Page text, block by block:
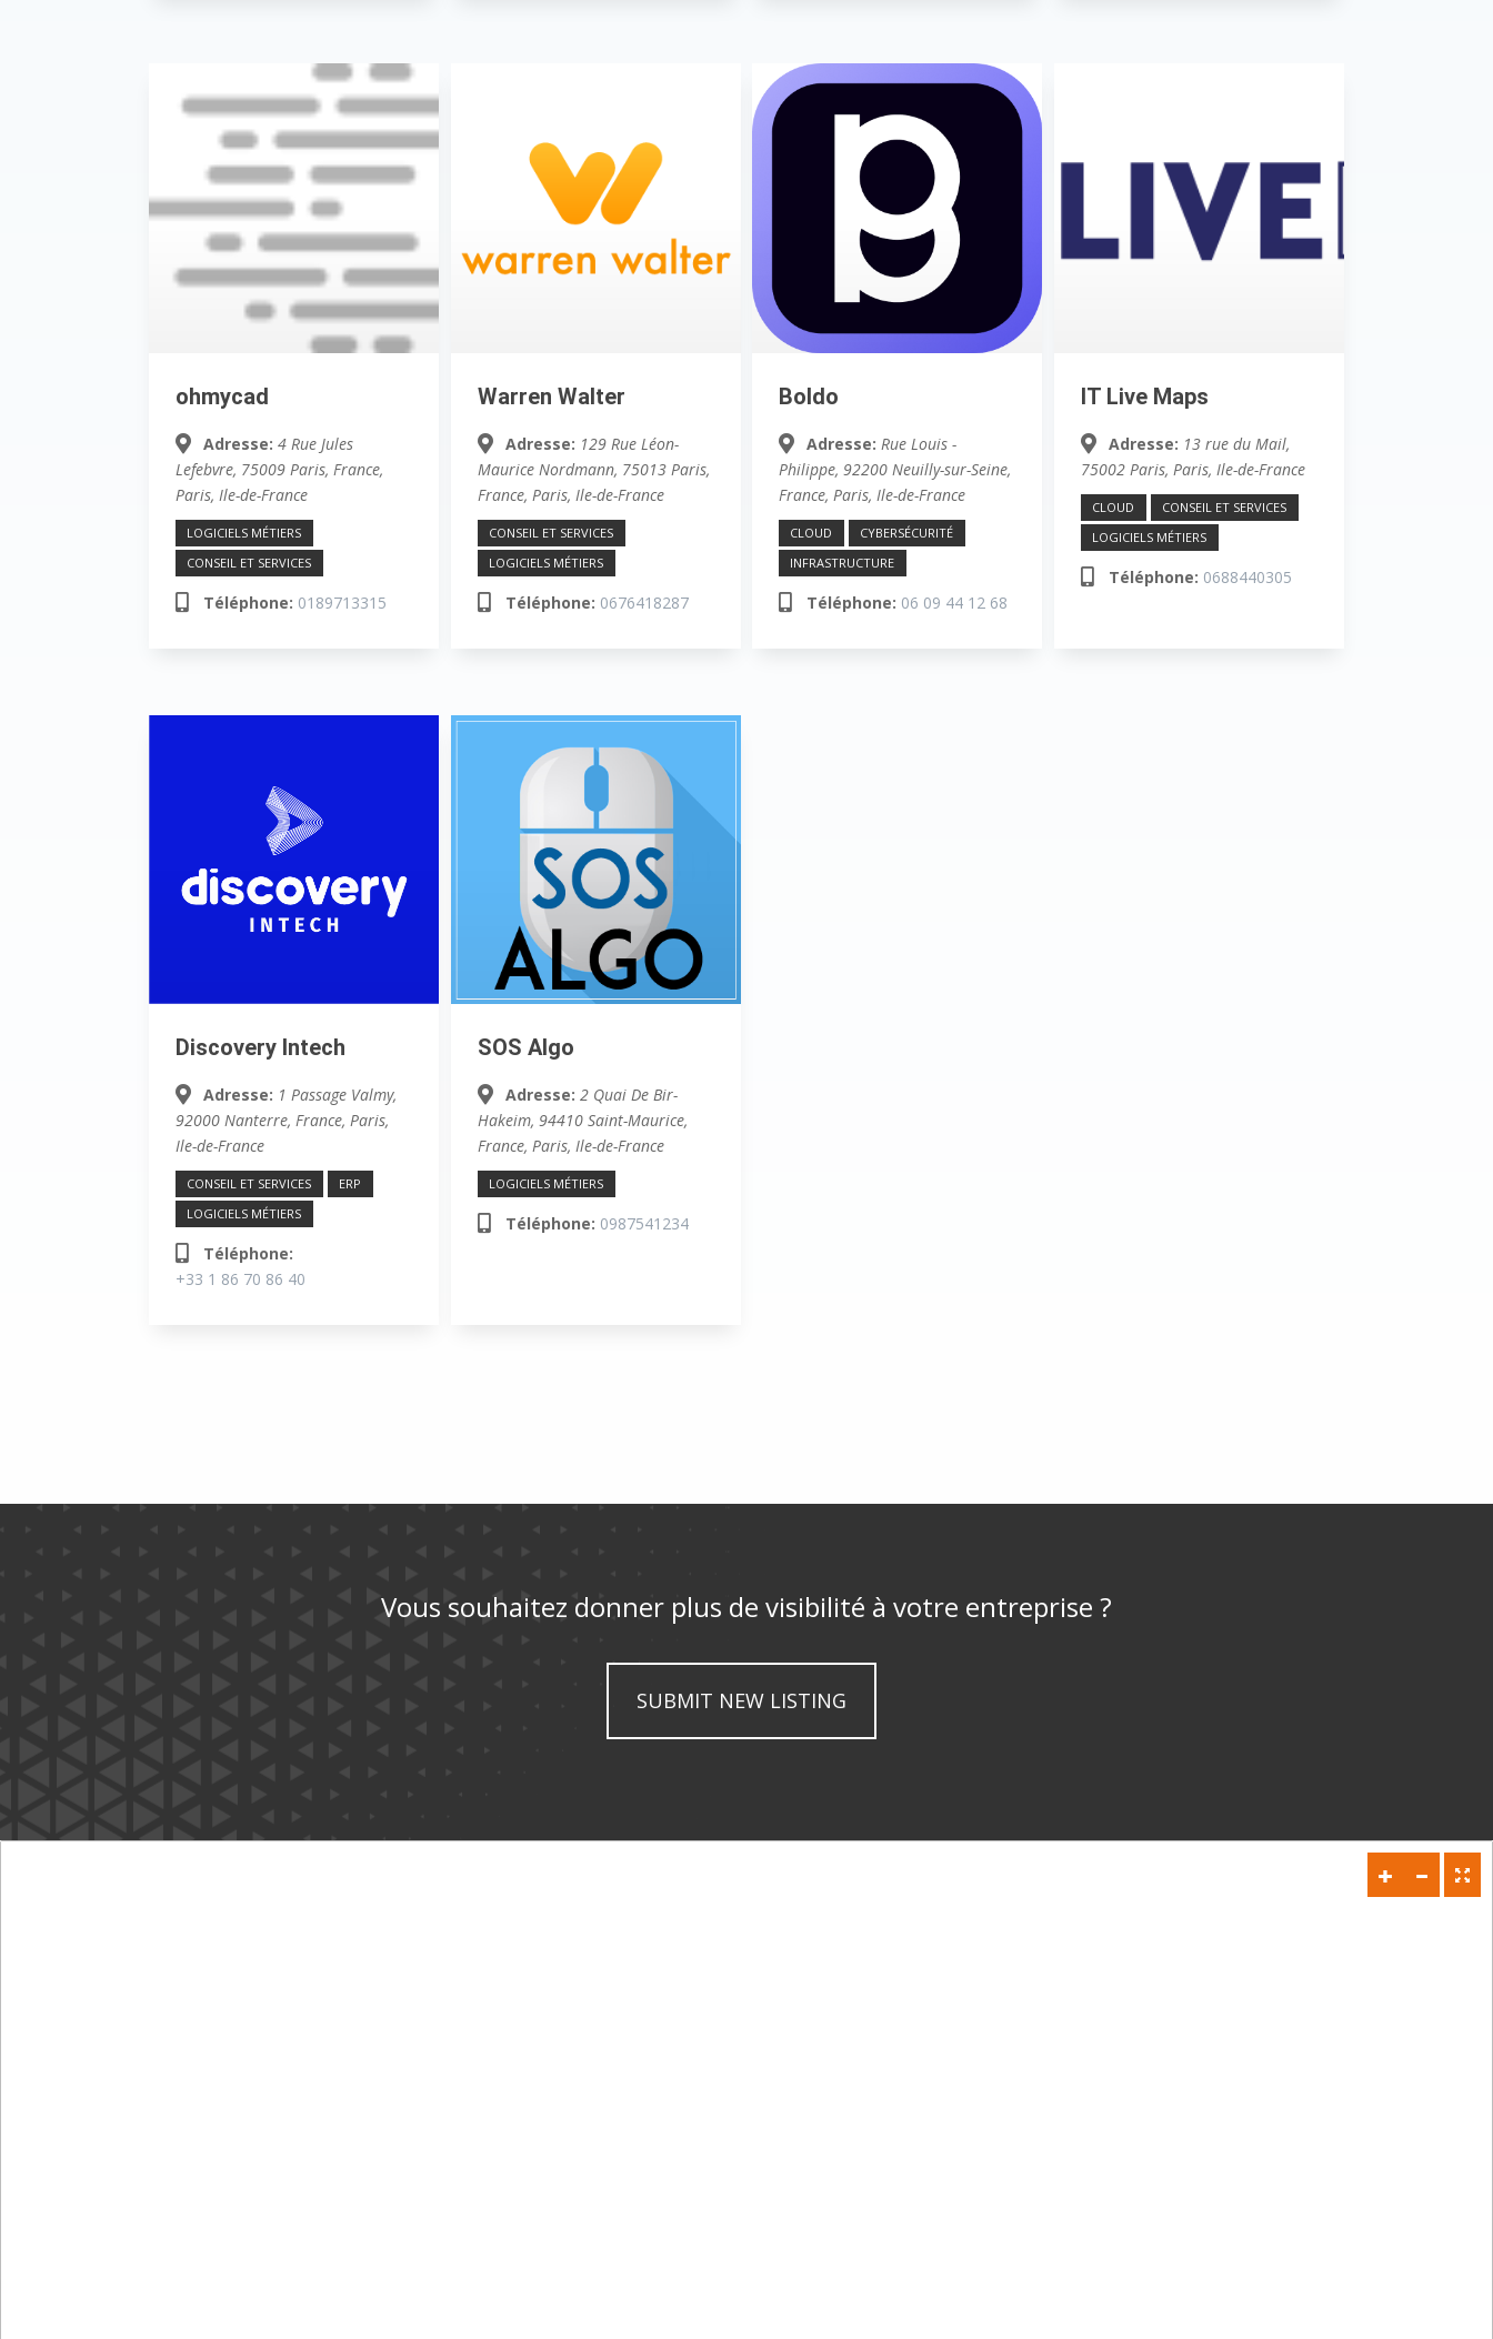
ohmycad
Adresse: 4 Rue Jules
Lefebvre, 75009 Paris, France,
Paris, Ile-de-France
LOGICIELS MÉTIERS
CONSEIL ET SERVICES
Téléphone: 0189713315
Warren Walter
Adresse: 129 Rue Léon-
Maurice Nordmann, 75013 Paris,
France, Paris, Ile-de-France
CONSEIL ET SERVICES
LOGICIELS MÉTIERS
Téléphone: 0676418287
Boldo
Adresse: Rue Louis -
Philippe, 92200 Neuilly-sur-Seine,
France, Paris, Ile-de-France
CLOUD
CYBERSÉCURITÉ
INFRASTRUCTURE
Téléphone: 06 09 44 12 68
IT Live Maps
Adresse: 13 rue du Mail,
75002 Paris, Paris, Ile-de-France
CLOUD
CONSEIL ET SERVICES
LOGICIELS MÉTIERS
Téléphone: 0688440305
Discovery Intech
Adresse: 1 Passage Valmy,
92000 Nanterre, France,Paris,
Ile-de-France
CONSEIL ET SERVICES
ERP
LOGICIELS MÉTIERS
Téléphone:
+33 1 86 70 86 40
SOS Algo
Adresse: 2 Quai De Bir-
Hakeim, 94410 Saint-Maurice,
France, Paris, Ile-de-France
LOGICIELS MÉTIERS
Téléphone: 0987541234
Vous souhaitez donner plus de visibilité à votre entreprise ?
SUBMIT NEW LISTING